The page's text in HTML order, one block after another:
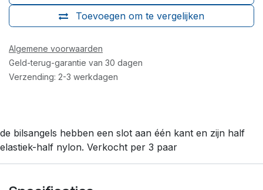
Toevoegen om te vergelijken
Algemene voorwaarden
Geld-terug-garantie van 30 dagen
Verzending: 2-3 werkdagen
de bilsangels hebben een slot aan één kant en zijn half
elastiek-half nylon. Verkocht per 3 paar